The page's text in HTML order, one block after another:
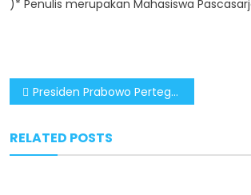
)* Penulis merupakan Mahasiswa
Post
Presiden Prabowo Pertegas Komitmen Lanjutkan Proyek IKN
RELATED POSTS